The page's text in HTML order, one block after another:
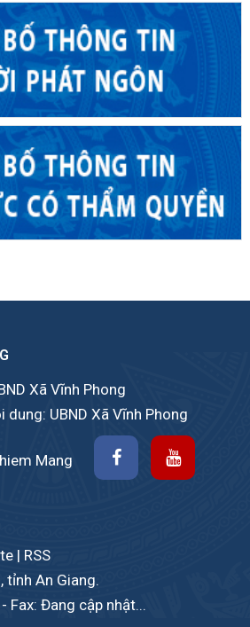
Xã Vĩnh Phong
dung: UBND Xã Vĩnh Phong
| RSS
tỉnh An Giang.
- Fax: Đang cập nhật...